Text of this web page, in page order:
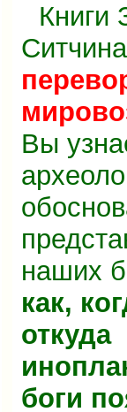
Книги
Вы
наших
как,
откуда
боги